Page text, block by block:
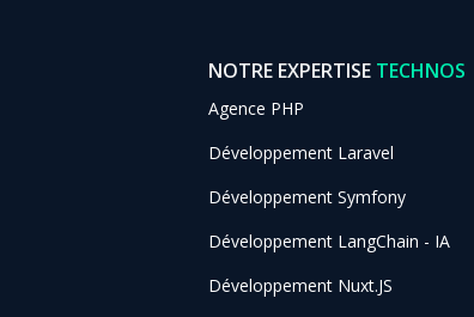
NOTRE EXPERTISE TECHNOS
Agence PHP
Développement Laravel
Développement Symfony
Développement LangChain - IA
Développement Nuxt.JS